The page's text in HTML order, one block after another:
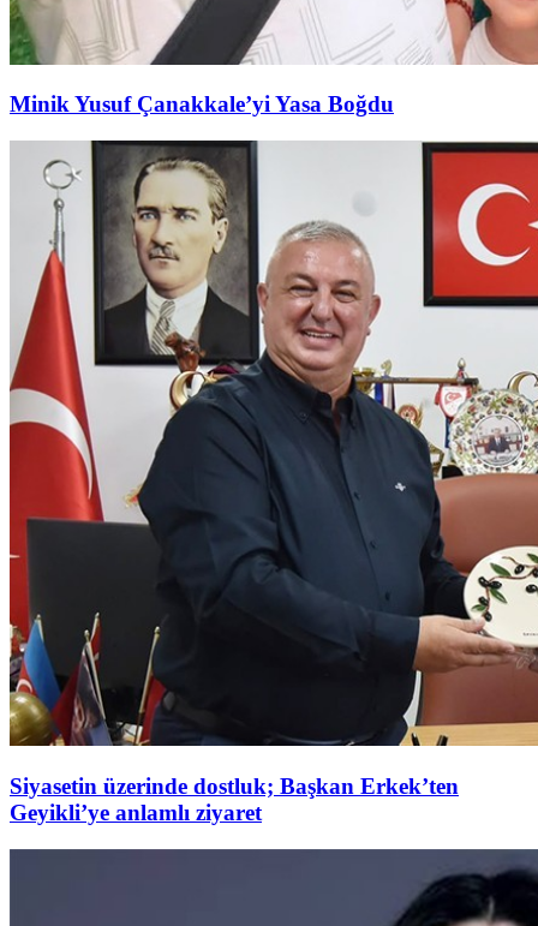
Minik Yusuf Çanakkale’yi Yasa Boğdu
Siyasetin üzerinde dostluk; Başkan Erkek’ten
Geyikli’ye anlamlı ziyaret